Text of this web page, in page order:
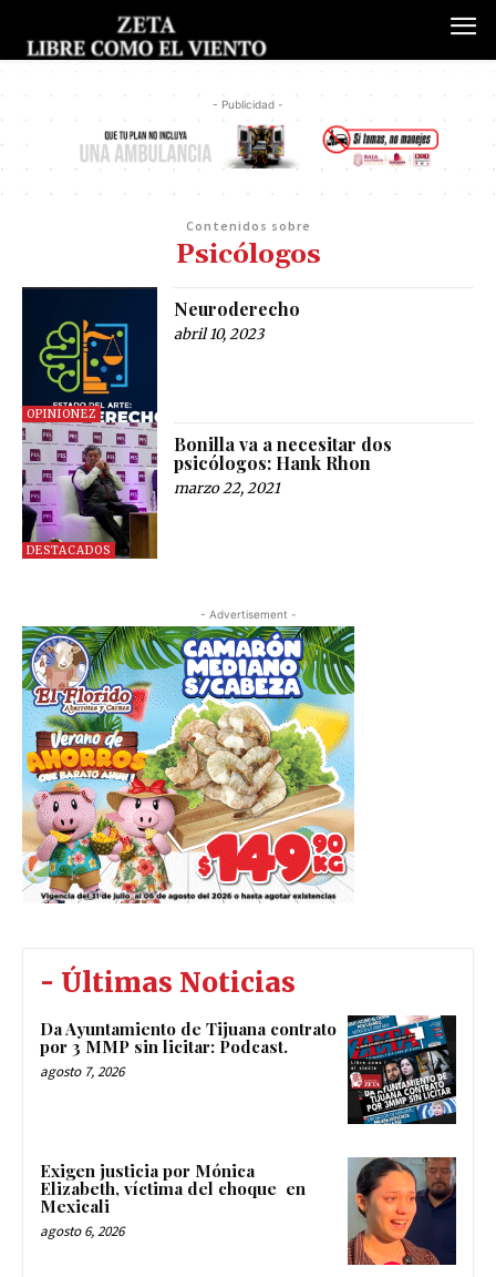
- Publicidad -
Contenidos sobre
Psicólogos
OPINIONEZ
Neuroderecho
abril 10, 2023
DESTACADOS
Bonilla va a necesitar dos
psicólogos: Hank Rhon
marzo 22, 2021
- Advertisement -
- Últimas Noticias
Da Ayuntamiento de Tijuana contrato
por 3 MMP sin licitar: Podcast.
agosto 7, 2026
Exigen justicia por Mónica
Elizabeth, víctima del choque en
Mexicali
agosto 6, 2026